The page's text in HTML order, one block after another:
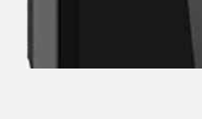
Add